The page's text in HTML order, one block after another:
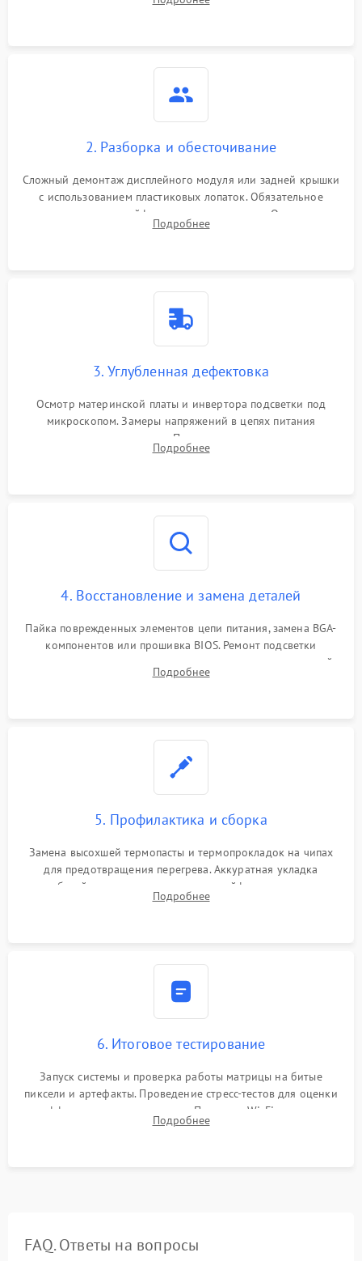
возможных неисправностей перед вскрытием.
2. Разборка и обесточивание
Сложный демонтаж дисплейного модуля или задней крышки
с использованием пластиковых лопаток. Обязательное
отключение шлейфов матрицы и питания. Очистка
массивной системы охлаждения от скопившейся пыли.
Подробнее
3. Углубленная дефектовка
Осмотр материнской платы и инвертора подсветки под
микроскопом. Замеры напряжений в цепях питания
процессора и видеокарты. Проверка состояния жесткого
диска и оперативной памяти с помощью POST-карт и
Подробнее
4. Восстановление и замена деталей
Пайка поврежденных элементов цепи питания, замена BGA-
компонентов или прошивка BIOS. Ремонт подсветки
матрицы, замена неисправного накопителя на скоростной
SSD или установка новых модулей памяти.
Подробнее
5. Профилактика и сборка
Замена высохшей термопасты и термопрокладок на чипах
для предотвращения перегрева. Аккуратная укладка
кабелей, подключение хрупких шлейфов матрицы и
надежная фиксация всех элементов внутри корпуса
Подробнее
6. Итоговое тестирование
Запуск системы и проверка работы матрицы на битые
пиксели и артефакты. Проведение стресс-тестов для оценки
эффективности охлаждения. Проверка Wi-Fi, камеры,
микрофона и всех портов перед выдачей устройства.
Подробнее
FAQ. Ответы на вопросы